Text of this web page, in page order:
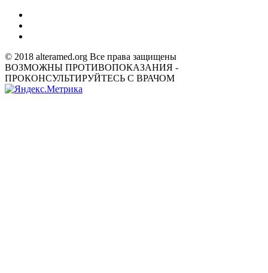
© 2018 alteramed.org Все права защищены
ВОЗМОЖНЫ ПРОТИВОПОКАЗАНИЯ -
ПРОКОНСУЛЬТИРУЙТЕСЬ С ВРАЧОМ